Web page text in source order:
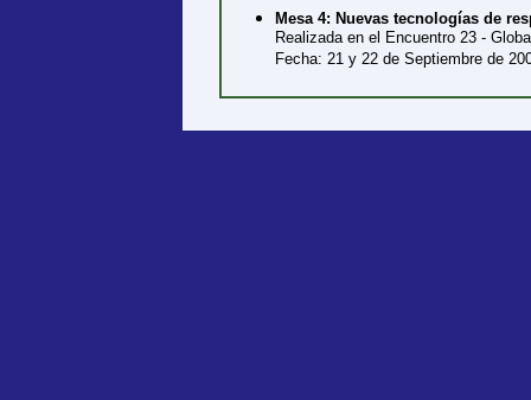
Mesa 4: Nuevas tecnologías de
Realizada en el Encuentro 23 -
Fecha: 21 y 22 de Septiembre de